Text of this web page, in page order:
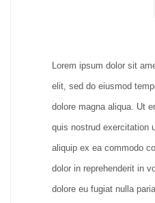
Lorem ipsum dolor sit
elit, sed do eiusmod
dolore magna aliqua. Ut
quis nostrud exercitation
aliquip ex ea commodo
dolor in reprehenderit in
dolore eu fugiat nulla